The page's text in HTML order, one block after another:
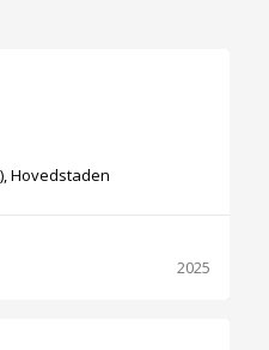
Hovedstaden
2025